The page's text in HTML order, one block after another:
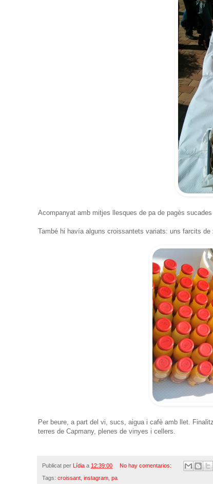
Acompanyat amb mitjes llesques de pa de pagès
També hi havía alguns croissantets variats: uns farcits
Per beure, a part del vi, sucs, aigua i cafè amb llet.
terres de Capmany, plenes de vinyes i cellers.
Publicat per Lídia a 12:39:00 No hay comentarios:
Tags: croissant, instagram, pa